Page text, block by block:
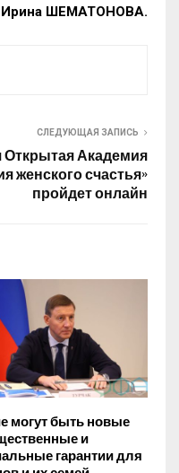
Ирина ШЕМАТОНОВА.
СЛЕДУЮЩАЯ ЗАПИСЬ
Открытая Академия
женского счастья»
пройдет онлайн
могут быть новые
и
гарантии для